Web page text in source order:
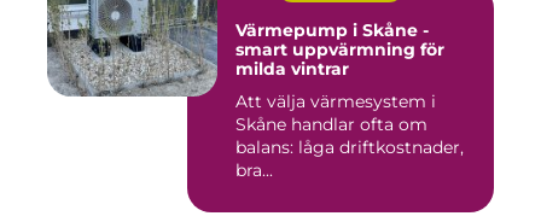
Värmepump i Skåne -
smart uppvärmning för
milda vintrar
Att välja värmesystem i
Skåne handlar ofta om
balans: låga driftkostnader,
bra...